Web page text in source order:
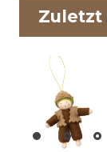
Zuletzt